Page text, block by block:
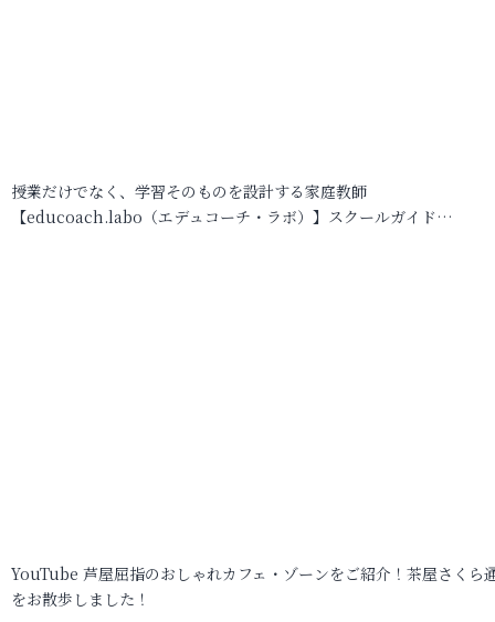
授業だけでなく、学習そのものを設計する家庭教師
【educoach.labo（エデュコーチ・ラボ）】スクールガイド…
YouTube 芦屋屈指のおしゃれカフェ・ゾーンをご紹介！茶屋さくら
をお散歩しました！